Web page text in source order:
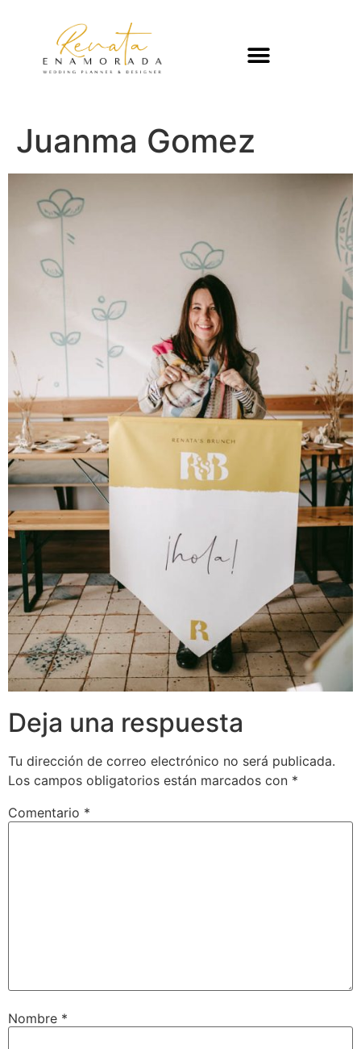
Juanma Gomez
Deja una respuesta
Tu dirección de correo electrónico no será publicada.
Los campos obligatorios están marcados con *
Comentario *
Nombre *